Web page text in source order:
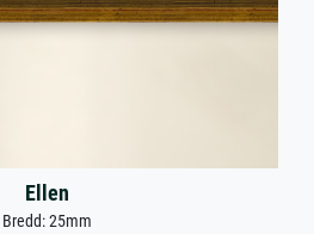
Ellen
Bredd: 25mm